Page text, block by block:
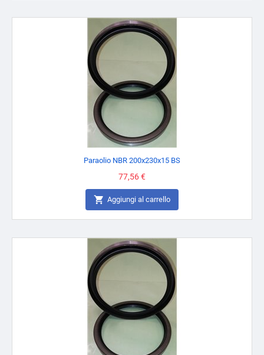
Paraolio NBR 200x230x15 BS
Prezzo
77,56 €
 Aggiungi al carrello